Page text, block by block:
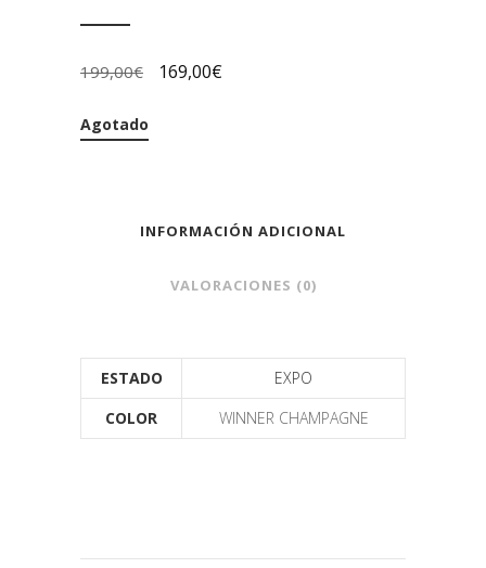
199,00€ 169,00€
Agotado
INFORMACIÓN ADICIONAL
VALORACIONES (0)
ESTADO
EXPO
COLOR
WINNER CHAMPAGNE